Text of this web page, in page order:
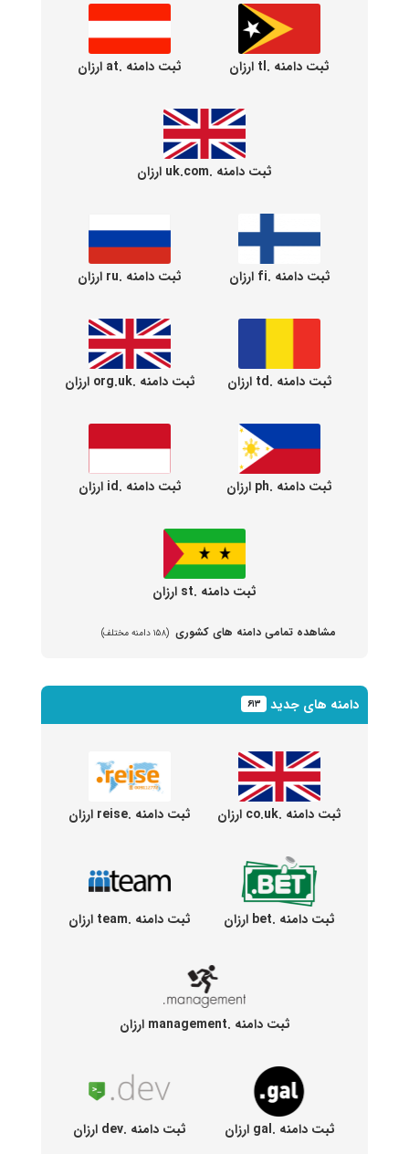
ثبت دامنه .tl ارزان ثبت دامنه .at ارزان
ثبت دامنه .uk.com ارزان
ثبت دامنه .fi ارزان ثبت دامنه .ru ارزان
ثبت دامنه .td ارزان ثبت دامنه .org.uk ارزان
ثبت دامنه .ph ارزان ثبت دامنه .id ارزان
ثبت دامنه .st ارزان
مشاهده تمامی دامنه های کشوری (۱۵۸ دامنه مختلف)
دامنه های جدید ۶۱۳
ثبت دامنه .co.uk ارزان ثبت دامنه .reise ارزان
ثبت دامنه .bet ارزان ثبت دامنه .team ارزان
ثبت دامنه .management ارزان
ثبت دامنه .gal ارزان ثبت دامنه .dev ارزان